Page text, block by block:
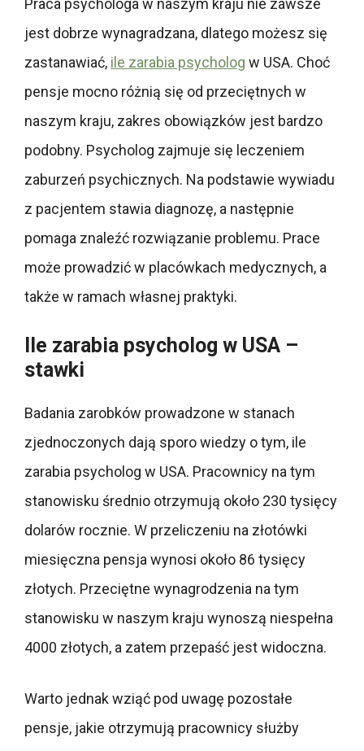
Praca psychologa w naszym kraju nie zawsze
jest dobrze wynagradzana, dlatego możesz się
zastanawiać, ile zarabia psycholog w USA. Choć
pensje mocno różnią się od przeciętnych w
naszym kraju, zakres obowiązków jest bardzo
podobny. Psycholog zajmuje się leczeniem
zaburzeń psychicznych. Na podstawie wywiadu
z pacjentem stawia diagnozę, a następnie
pomaga znaleźć rozwiązanie problemu. Prace
może prowadzić w placówkach medycznych, a
także w ramach własnej praktyki.
Ile zarabia psycholog w USA –
stawki
Badania zarobków prowadzone w stanach
zjednoczonych dają sporo wiedzy o tym, ile
zarabia psycholog w USA. Pracownicy na tym
stanowisku średnio otrzymują około 230 tysięcy
dolarów rocznie. W przeliczeniu na złotówki
miesięczna pensja wynosi około 86 tysięcy
złotych. Przeciętne wynagrodzenia na tym
stanowisku w naszym kraju wynoszą niespełna
4000 złotych, a zatem przepaść jest widoczna.
Warto jednak wziąć pod uwagę pozostałe
pensje, jakie otrzymują pracownicy służby